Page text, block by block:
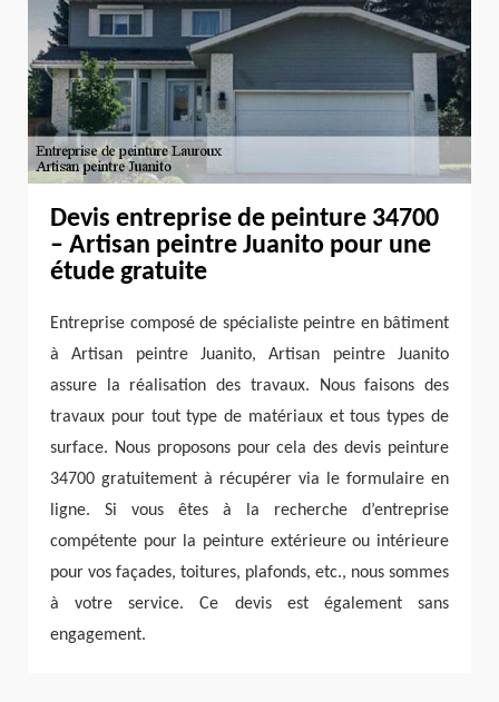
Devis entreprise de peinture 34700
– Artisan peintre Juanito pour une
étude gratuite
Entreprise composé de spécialiste peintre en bâtiment
à Artisan peintre Juanito, Artisan peintre Juanito
assure la réalisation des travaux. Nous faisons des
travaux pour tout type de matériaux et tous types de
surface. Nous proposons pour cela des devis peinture
34700 gratuitement à récupérer via le formulaire en
ligne. Si vous êtes à la recherche d’entreprise
compétente pour la peinture extérieure ou intérieure
pour vos façades, toitures, plafonds, etc., nous sommes
à votre service. Ce devis est également sans
engagement.